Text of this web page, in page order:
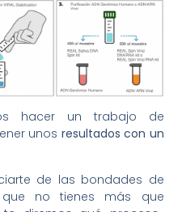
hacer un trabajo de
unos resultados con un
de las bondades de
que no tienes más que